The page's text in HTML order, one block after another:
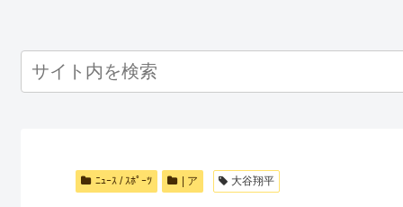
ﾆｭｰｽ / ｽﾎﾟｰﾂ | ア 大谷翔平